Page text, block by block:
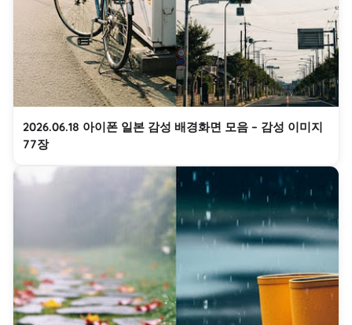
2026.06.18 아이폰 일본 감성 배경화면 모음 – 감성 이미지
77장